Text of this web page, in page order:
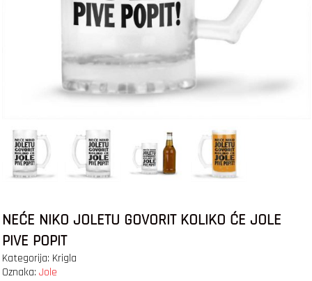
NEĆE NIKO JOLETU GOVORIT KOLIKO ĆE JOLE
PIVE POPIT
Kategorija: Krigla
Oznaka: Jole